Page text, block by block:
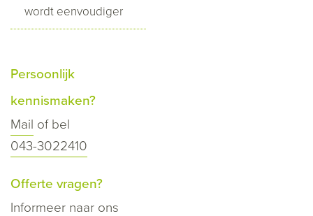
wordt eenvoudiger
Persoonlijk
kennismaken?
Mail of bel
043-3022410
Offerte vragen?
Informeer naar ons